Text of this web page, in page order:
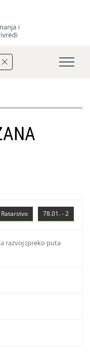
78.01. - 2
Ratarstvo
razvoj (preko puta